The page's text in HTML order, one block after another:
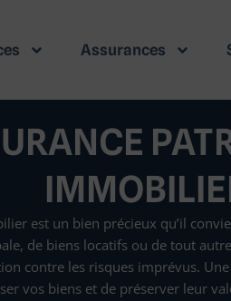
Assurances
est un bien précieux qu’il
de biens locatifs ou de tout
contre les risques imprévus.
vos biens et de préserver leur